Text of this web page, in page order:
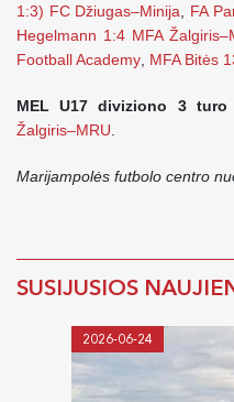
1:3) FC Džiugas–Minija
FA
Hegelmann 1:4 MFA
Football Academy MFA Bitės
MEL U17 diviziono 3 turo
Žalgiris–MRU
Marijampolės futbolo centro
SUSIJUSIOS
2026-06-24